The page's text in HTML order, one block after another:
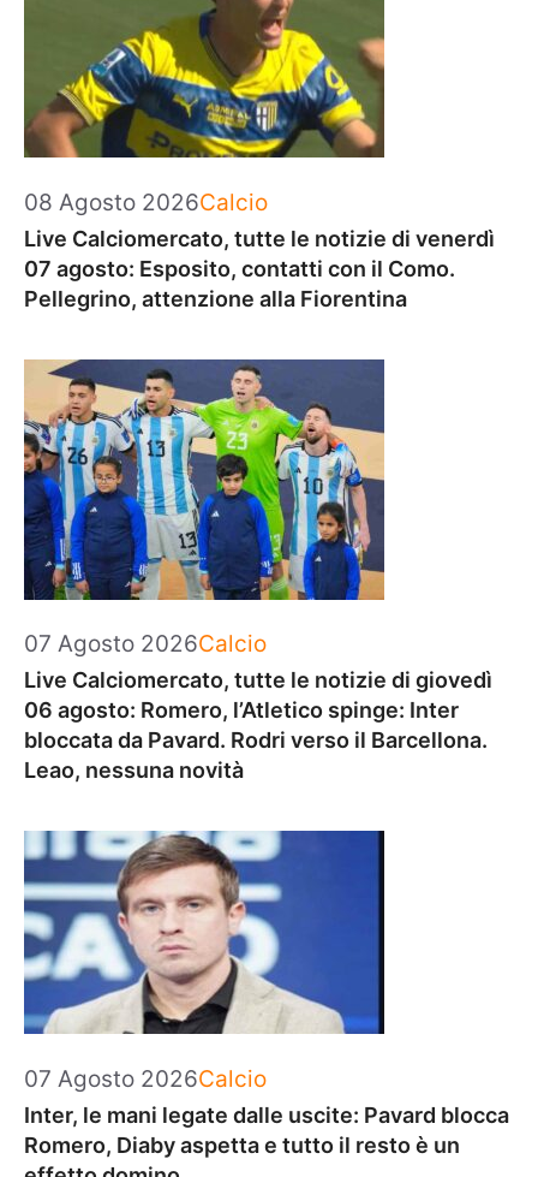
08 Agosto 2026Categorie
Calcio
Live Calciomercato, tutte le notizie di venerdì
07 agosto: Esposito, contatti con il Como.
Pellegrino, attenzione alla Fiorentina
07 Agosto 2026Categorie
Calcio
Live Calciomercato, tutte le notizie di giovedì
06 agosto: Romero, l’Atletico spinge: Inter
bloccata da Pavard. Rodri verso il Barcellona.
Leao, nessuna novità
07 Agosto 2026Categorie
Calcio
Inter, le mani legate dalle uscite: Pavard blocca
Romero, Diaby aspetta e tutto il resto è un